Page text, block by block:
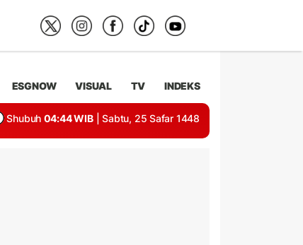
ESGNOW VISUAL TV INDEKS
Shubuh 04:44 WIB | Sabtu, 25 Safar 1448